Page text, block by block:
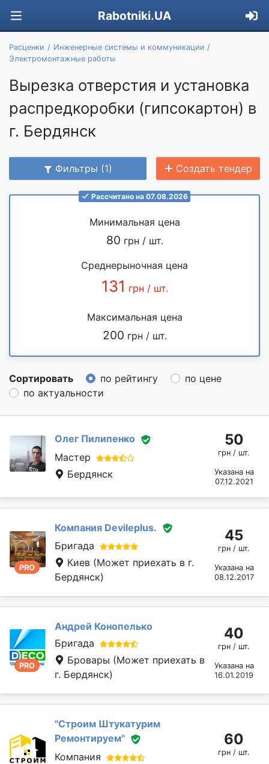
Rabotniki.UA
Расценки
Инженерные системы и коммуникации
Электромонтажные работы
Вырезка отверстия и установка
распредкоробки (гипсокартон) в
г. Бердянск
Фильтры (1) Создать тендер
Рассчитано на 07.08.2026
Минимальная цена
80 грн / шт.
Среднерыночная цена
131 грн / шт.
Максимальная цена
200 грн / шт.
Сортировать по рейтингу
по цене
по актуальности
Олег Пилипенко
Мастер
Бердянск
50
грн / шт.
Указана на
07.12.2021
PRO
Компания Devileplus.
Бригада
Киев (Может приехать в г.
Бердянск)
45
грн / шт.
Указана на
08.12.2017
PRO
Андрей Конопелько
Бригада
Бровары (Может приехать в
г. Бердянск)
40
грн / шт.
Указана на
16.01.2019
''Строим Штукатурим
Ремонтируем''
Компания
60
грн / шт.